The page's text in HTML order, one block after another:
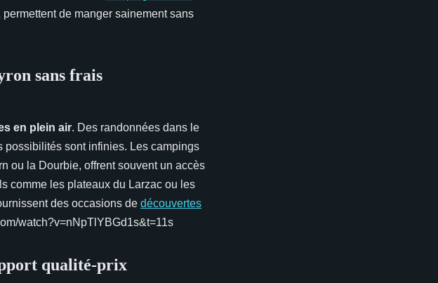
de manger sainement sans
sans frais
en plein air. Des randonnées dans le
possibilités sont infinies. Les campings
ou la Dourbie, offrent souvent un accès
comme les plateaux du Larzac ou les
des occasions de découvertes
watch?v=nNpTlYBGd1s&t=11s
qualité-prix